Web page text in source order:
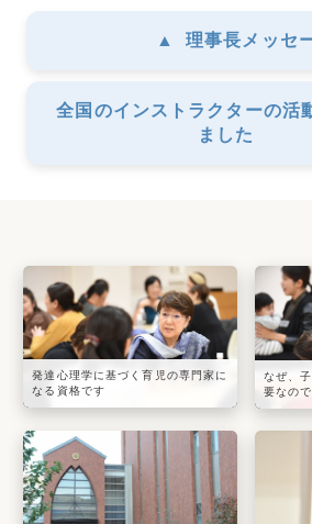
▲ 理事長メッセ
全国のインストラクターの活
ました
発達心理学に基づく育児の専門家に
なる資格です
なぜ、
要なの